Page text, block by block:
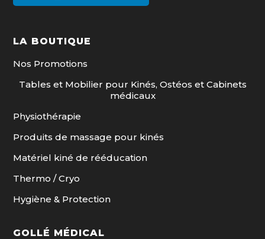
LA BOUTIQUE
Nos Promotions
Tables et Mobilier pour Kinés, Ostéos et Cabinets
médicaux
Physiothérapie
Produits de massage pour kinés
Matériel kiné de rééducation
Thermo / Cryo
Hygiène & Protection
GOLLÉ MÉDICAL